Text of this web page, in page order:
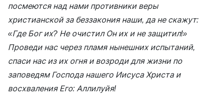
посмеются над нами противники веры
христианской за беззакония наши, да не скажут:
«Где Бог их? Не очистил Он их и не защитил!»
Проведи нас через пламя нынешних испытаний,
спаси нас из их огня и возроди для жизни по
заповедям Господа нашего Иисуса Христа и
восхваления Его: Аллилуйя!